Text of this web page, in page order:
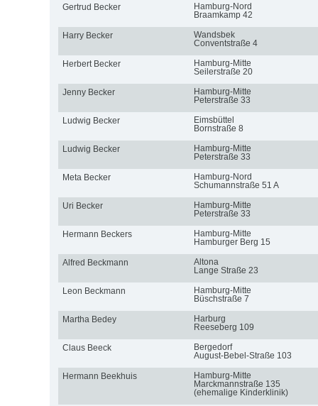
Gertrud Becker
Hamburg-Nord
Braamkamp 42
Harry Becker
Wandsbek
Conventstraße 4
Herbert Becker
Hamburg-Mitte
Seilerstraße 20
Jenny Becker
Hamburg-Mitte
Peterstraße 33
Ludwig Becker
Eimsbüttel
Bornstraße 8
Ludwig Becker
Hamburg-Mitte
Peterstraße 33
Meta Becker
Hamburg-Nord
Schumannstraße 51 A
Uri Becker
Hamburg-Mitte
Peterstraße 33
Hermann Beckers
Hamburg-Mitte
Hamburger Berg 15
Alfred Beckmann
Altona
Lange Straße 23
Leon Beckmann
Hamburg-Mitte
Büschstraße 7
Martha Bedey
Harburg
Reeseberg 109
Claus Beeck
Bergedorf
August-Bebel-Straße 103
Hermann Beekhuis
Hamburg-Mitte
Marckmannstraße 135
(ehemalige Kinderklinik)